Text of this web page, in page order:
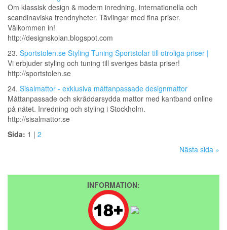
Om klassisk design & modern inredning, internationella och
scandinaviska trendnyheter. Tävlingar med fina priser.
Välkommen in!
http://designskolan.blogspot.com
23. Sportstolen.se Styling Tuning Sportstolar till otroliga priser |
Vi erbjuder styling och tuning till sveriges bästa priser!
http://sportstolen.se
24. Sisalmattor - exklusiva måttanpassade designmattor
Måttanpassade och skräddarsydda mattor med kantband online
på nätet. Inredning och styling i Stockholm.
http://sisalmattor.se
Sida: 1 | 2
Nästa sida »
INFORMATION: